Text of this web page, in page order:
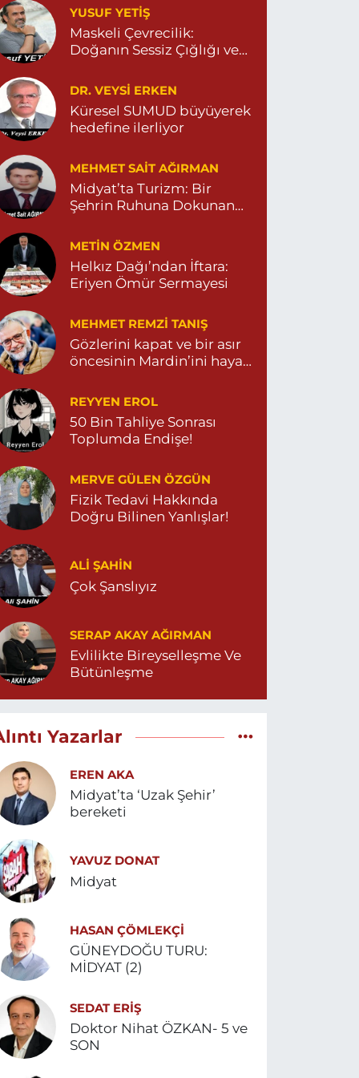
MAHALLE 3086 SOKAK NO:2 4 04825413156
0 (482) 541 31 56 Yol Tarifi Al
İlknur Eczanesi
MAH. VATAN CAD. NO:2A 04825911091
0 (482) 591 10 91 Yol Tarifi Al
Turan Eczanesi
MAHALLE KISMETLİ CADDE NO:59D
OCAĞI YANI 04823813670
YUSUF YETİŞ
Maskeli Çevrecilik:
Doğanın Sessiz Çığlığı ve
DR. VEYSI ERKEN
Küresel SUMUD büyüyerek
hedefine ilerliyor
MEHMET SAIT AĞIRMAN
Midyat’ta Turizm: Bir
Şehrin Ruhuna Dokunan
METIN ÖZMEN
Helkız Dağı’ndan İftara:
Eriyen Ömür Sermayesi
MEHMET REMZI TANIŞ
Gözlerini kapat ve bir asır
öncesinin Mardin’ini hayal
REYYEN EROL
50 Bin Tahliye Sonrası
Toplumda Endişe!
MERVE GÜLEN ÖZGÜN
Fizik Tedavi Hakkında
Doğru Bilinen Yanlışlar!
ALI ŞAHİN
Çok Şanslıyız
SERAP AKAY AĞIRMAN
Evlilikte Bireyselleşme Ve
Bütünleşme
Yazarlar
EREN AKA
Midyat’ta ‘Uzak Şehir’
bereketi
YAVUZ DONAT
Midyat
HASAN ÇÖMLEKÇİ
GÜNEYDOĞU TURU:
MİDYAT (2)
SEDAT ERİŞ
Doktor Nihat ÖZKAN- 5 ve
SON